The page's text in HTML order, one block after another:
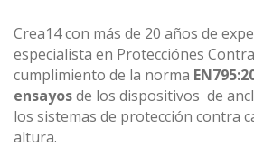
Crea14 con más de 20 años de
especialista en Protecciónes
cumplimiento de la norma
ensayosde los dispositivos de
los sistemas de protección contra
altura.